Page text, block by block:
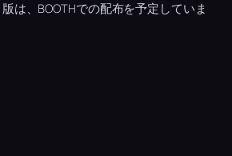
は、BOOTHでの配布を予定していま